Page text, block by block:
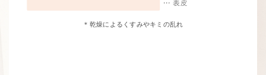
＊乾燥によるくすみやキミの乱れ